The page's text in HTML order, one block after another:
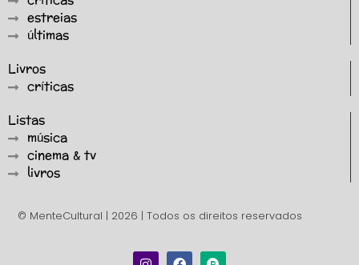
estreias
últimas
Livros
críticas
Listas
música
cinema & tv
livros
© MenteCultural | 2026 | Todos os direitos reservados